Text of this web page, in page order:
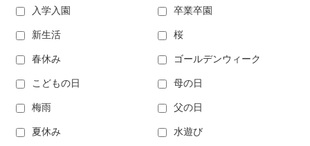
入学入園 卒業卒園
新生活 桜
春休み ゴールデンウィーク
こどもの日 母の日
梅雨 父の日
夏休み 水遊び